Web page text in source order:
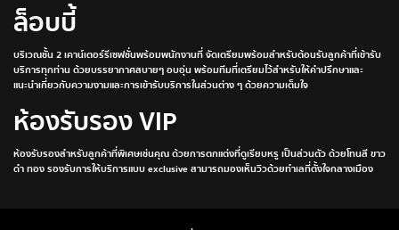
ล็อบบี้
บริเวณชั้น 2 เคาน์เตอร์รีเซฟชั่นพร้อมพนักงานที่ จัดเตรียมพร้อมสำหรับต้อนรับลูกค้าที่เข้ารับ
บริการทุกท่าน ด้วยบรรยากาศสบายๆ อบอุ่น พร้อมทีมที่เตรียมไว้สำหรับให้คำปรึกษาและ
แนะนำเกี่ยวกับความงามและการเข้ารับบริการในส่วนต่าง ๆ ด้วยความเต็มใจ
ห้องรับรอง VIP
ห้องรับรองสำหรับลูกค้าที่พิเศษเช่นคุณ ด้วยการตกแต่งที่ดูเรียบหรู เป็นส่วนตัว ด้วยโทนสี ขาว
ดำ ทอง รองรับการให้บริการแบบ exclusive สามารถมองเห็นวิวด้วยทำเลที่ตั้งใจกลางเมือง